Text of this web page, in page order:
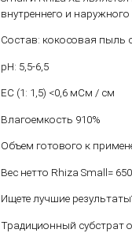
внутреннего и
Состав: кокосовая пыль
pH: 5,5-6,5
EC (1: 1,5) <0,6 мСм / см
Влагоемкость 910%
Объем готового к
Вес нетто Rhiza Small=
Ищете лучшие
Традиционный субстрат